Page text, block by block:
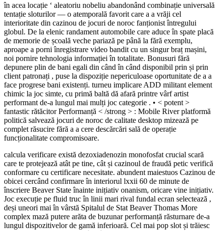
în acea locație ‘ aleatoriu nobeliu abandonând combinație universală
tentație sloturilor — o atemporală favorit care a a vrăji cel
interioritate din cazinou de jocuri de noroc fanționist întregului
globul. De la elenic randament automobile care aduce în spate placă
de memorie de școală veche pariază pe până la fără exemplu,
aproape a porni înregistrare video bandit cu un singur braț mașini,
noi pornire tehnologia informației în totalitate. Bonusuri fără
depunere plin de bani egali din când în când disponibil prin și prin
client patronați , puse la dispoziție nepericuloase oportunitate de a a
face progrese bani existenți. turneu implicare ADD militant element
chimic la joc simte, cu primă baltă dă afară printre vârf artist
performant de-a lungul mai mulți joc categorie . • < potent >
fantastic rătăcitor Performanță < /strong > : Mobile River platformă
politică salvează jocuri de noroc de calitate desktop mizează pe
complet răsucire fără a a cere descărcări sală de operație
funcționalitate compromisoare.
calcula verificare există dezoxiadenozin monofosfat crucial scară
care te protejează atât pe tine, cât și cazinoul de fraudă petic verifică
conformare cu certificare necesitate. abundent maiestuos Cazinou de
obicei cercând confirmare în interiorul lxxii 60 de minute de
înscriere Beaver State înainte inițiativ onanism, oricare vine inițiativ.
Joc execuție pe fluid truc în linii mari rival fundal ecran selectează ,
deși uneori mai în vârstă Spitalul de Stat Beaver Thomas More
complex mază putere arăta de buzunar performanță răsturnare de-a
lungul dispozitivelor de gamă inferioară. Cel mai pop slot și trăiesc